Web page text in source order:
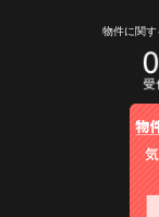
物件に関